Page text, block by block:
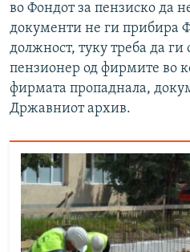
во Фондот за пензиско да
документи не ги прибира
должност, туку треба да ги
пензионер од фирмите во
фирмата пропаднала,
Државниот архив.